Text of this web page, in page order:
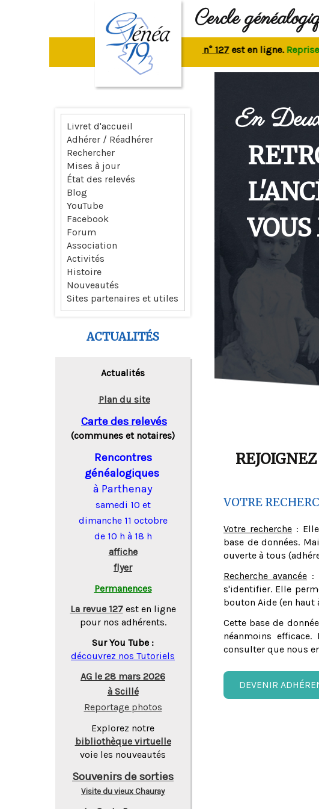
Cercle
La revue n° 127est en ligne.Reprise des
En
VOTRE
Votre recherche :
base de données.
ouverte à tous
Recherche avancée :
s'identifier. Elle
bouton Aide (en haut
Cette base de
néanmoins
consulter que nous
DEVENIR
Livret d'accueil
Adhérer / Réadhérer
Rechercher
Mises à jour
État des relevés
Blog
YouTube
Facebook
Forum
Association
Activités
Histoire
Nouveautés
Sites partenaires et utiles
ACTUALITÉS
Actualités
Plan du site
Carte des relevés
(communes et notaires)
Rencontres
généalogiques
à Parthenay
samedi 10 et
dimanche 11 octobre
de 10 h à 18 h
affiche
flyer
Permanences
La revue 127 est en ligne
pour nos adhérents.
Sur You Tube :
découvrez nos Tutoriels
AG le 28 mars 2026
à Scillé
Reportage photos
Explorez notre
bibliothèque virtuelle
voie les nouveautés
Souvenirs de sorties
Visite du vieux Chauray